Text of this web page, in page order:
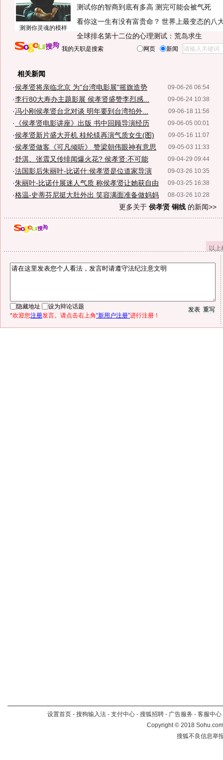
测测你灵魂的模样
测试你的智商到底有多高 测完可能会被气死
看你这一生有没有富贵命？ 世界上最变态的八
全球排名第十二位的心理测试：荒岛求生
我的天职是搜索 网页 新闻
相关新闻
09-06-26 06:54
·侯孝贤将亲临北京 为"台湾电影展"摇旗造势
09-06-24 10:38
·李行80大寿办主题影展 侯孝贤盛赞李烈感...
09-06-18 11:56
·冯小刚侯孝贤台北对谈 明年要到台湾拍外...
09-06-05 00:01
· 《侯孝贤电影讲座》出版 书中回顾导演经历
09-05-16 11:07
·侯孝贤新片盛大开机 桂纶镁再演气质女生(图)
09-05-03 11:33
·侯孝贤做客《可凡倾听》 赞梁朝伟眼神有意思
09-04-29 09:44
·舒淇、张震又传绯闻爆火花? 侯孝贤:不可能
09-03-26 10:35
·法国影后朱丽叶-比诺什:侯孝贤是位道家导演
09-03-25 16:38
·朱丽叶-比诺什展迷人气质 称侯孝贤让她获自由
08-03-26 10:28
·格温-史蒂芬尼挺大肚外出 笑容满面准备做妈妈
更多关于 侯孝贤 铜线 的新闻>>
以
隐藏地址
设为辩论话题
*欢迎您注册发言。请点击右上角“新用户注册”进行注册！
设置首页 - 搜狗输入法 - 支付中心 - 搜狐招聘 - 广告服务 - 客服中心
Copyright©2018
搜狐不良信息举